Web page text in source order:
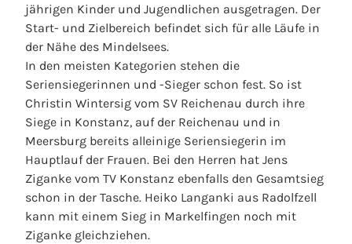
d
m
n
i
s
t
r
a
t
o
r
jährigen Kinder und Jugendlichen ausgetragen. Der
Start- und Zielbereich befindet sich für alle Läufe in
der Nähe des Mindelsees.
In den meisten Kategorien stehen die
Seriensiegerinnen und -Sieger schon fest. So ist
Christin Wintersig vom SV Reichenau durch ihre
Siege in Konstanz, auf der Reichenau und in
Meersburg bereits alleinige Seriensiegerin im
Hauptlauf der Frauen. Bei den Herren hat Jens
Ziganke vom TV Konstanz ebenfalls den Gesamtsieg
schon in der Tasche. Heiko Langanki aus Radolfzell
kann mit einem Sieg in Markelfingen noch mit
Ziganke gleichziehen.